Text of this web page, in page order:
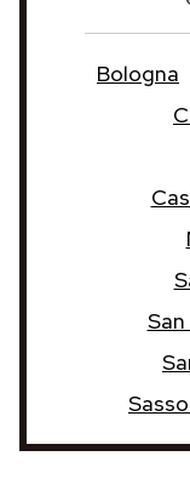
Bologna